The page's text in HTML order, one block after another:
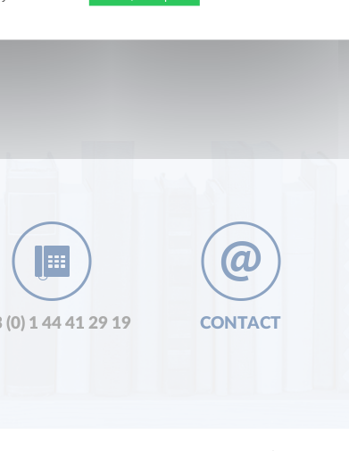
(0) 1 44 41 29 19 CONTACT